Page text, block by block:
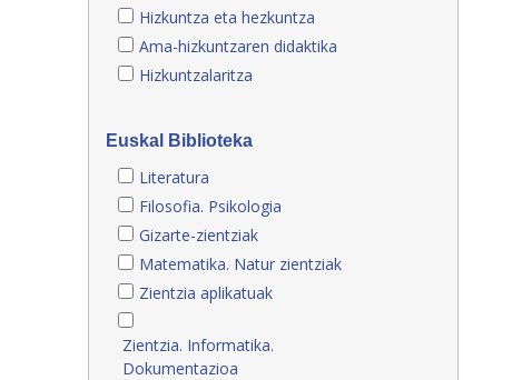
Hizkuntza eta hezkuntza
Ama-hizkuntzaren didaktika
Hizkuntzalaritza
Euskal Biblioteka
Literatura
Filosofia. Psikologia
Gizarte-zientziak
Matematika. Natur zientziak
Zientzia aplikatuak
Zientzia. Informatika.
Dokumentazioa